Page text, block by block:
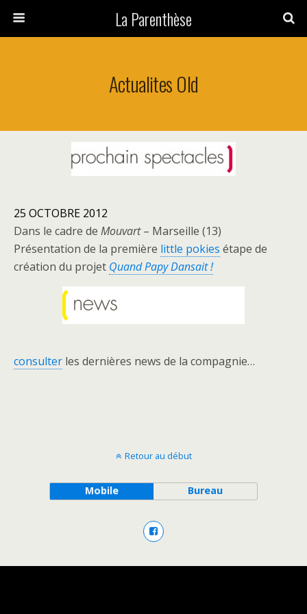
La Parenthèse
Actualites Old
25 OCTOBRE 2012
Dans le cadre de Mouvart– Marseille (13)
Présentation de la première little pokies étape de
création du projet Quand Papy Dansait !
consulter les dernières news de la compagnie…
Retour au début
Mobile Bureau